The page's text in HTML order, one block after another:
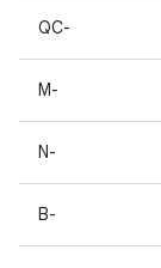
QC-
M-
N-
B-